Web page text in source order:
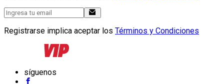
Registrarse implica aceptar los Términos y Condiciones
síguenos